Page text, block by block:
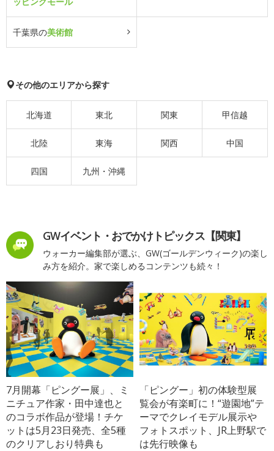
千葉県の美術館
その他のエリアから探す
北海道 東北 関東 甲信越
北陸 東海 関西 中国
四国 九州・沖縄
GWイベント・おでかけトピックス【関東】
ウォーカー編集部が選ぶ、GW(ゴールデンウィーク)の楽し
み方を紹介。家で楽しめるコンテンツも続々！
7月開幕「ピングー展」、ミ
ニチュア作家・田中達也と
のコラボ作品が登場！チケ
ットは5月23日発売、全5種
のクリアしおり特典も
「ピングー」初の体験型展
覧会が有楽町に！“遊園地”テ
ーマでクレイモデル展示や
フォトスポット、JR上野駅で
は先行映像も